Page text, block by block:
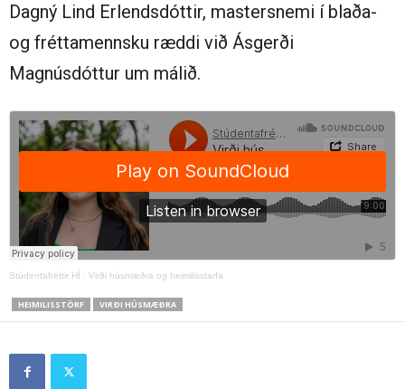
Dagný Lind Erlendsdóttir, mastersnemi í blaða-
og fréttamennsku ræddi við Ásgerði
Magnúsdóttur um málið.
Stúdentafréttir HÍ · Virði húsmæðra og heimilisstarfa
HEIMILISSTÖRF VIRÐI HÚSMÆÐRA